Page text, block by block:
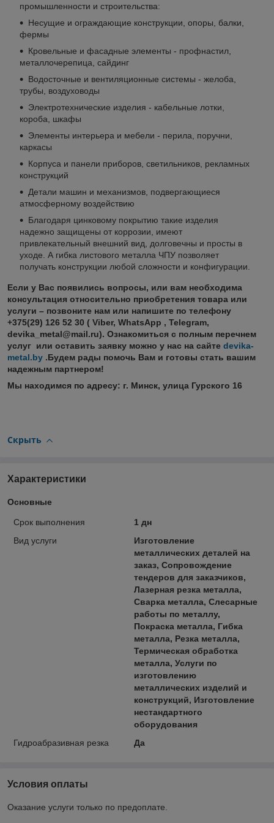
промышленности и строительства:
Несущие и ограждающие конструкции, опоры, балки,
фермы
Кровельные и фасадные элементы - профнастил,
металлочерепица, сайдинг
Водосточные и вентиляционные системы - желоба,
трубы, воздуховоды
Электротехнические изделия - кабельные лотки,
короба, шкафы
Элементы интерьера и мебели - перила, поручни,
каркасы
Корпуса и панели приборов, светильников, рекламных
конструкций
Детали машин и механизмов, подвергающиеся
атмосферному воздействию
Благодаря цинковому покрытию такие изделия
надежно защищены от коррозии, имеют
привлекательный внешний вид, долговечны и просты в
уходе. А гибка листового металла ЧПУ позволяет
получать конструкции любой сложности и конфигурации.
Если у Вас появились вопросы, или вам необходима
консультация относительно приобретения товара или
услуги – позвоните нам или напишите по телефону
+375(29) 126 52 30 ( Viber, WhatsApp , Telegram,
devika_metal@mail.ru). Ознакомиться с полным перечнем
услуг или оставить заявку можно у нас на сайте devika-
metal.by .Будем рады помочь Вам и готовы стать вашим
надежным партнером!
Мы находимся по адресу: г. Минск, улица Гурского 16
Скрыть
Характеристики
Основные
Срок выполнения
1 дн
Вид услуги
Изготовление
металлических деталей на
заказ, Сопровождение
тендеров для заказчиков,
Лазерная резка металла,
Сварка металла, Слесарные
работы по металлу,
Покраска металла, Гибка
металла, Резка металла,
Термическая обработка
металла, Услуги по
изготовлению
металлических изделий и
конструкций, Изготовление
нестандартного
оборудования
Гидроабразивная резка
Да
Условия оплаты
Оказание услуги только по предоплате.